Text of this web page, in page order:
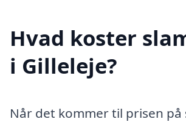
Hvad koster
i Gilleleje?
Når det kommer til prisen på